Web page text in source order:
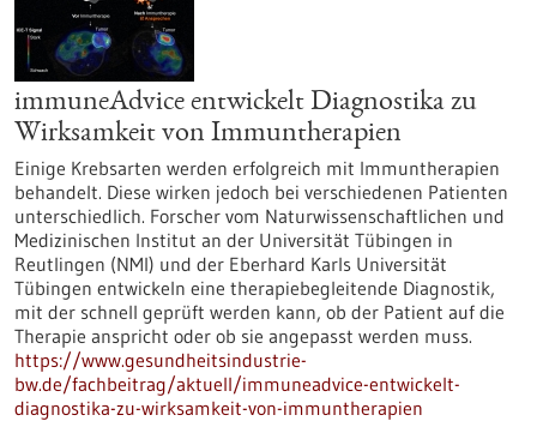
immuneAdvice entwickelt Diagnostika zu
Wirksamkeit von Immuntherapien
Einige Krebsarten werden erfolgreich mit Immuntherapien
behandelt. Diese wirken jedoch bei verschiedenen Patienten
unterschiedlich. Forscher vom Naturwissenschaftlichen und
Medizinischen Institut an der Universität Tübingen in
Reutlingen (NMI) und der Eberhard Karls Universität
Tübingen entwickeln eine therapiebegleitende Diagnostik,
mit der schnell geprüft werden kann, ob der Patient auf die
Therapie anspricht oder ob sie angepasst werden muss.
https://www.gesundheitsindustrie-
bw.de/fachbeitrag/aktuell/immuneadvice-entwickelt-
diagnostika-zu-wirksamkeit-von-immuntherapien